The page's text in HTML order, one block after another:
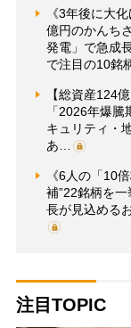
《3年後に大
億円のかんち
発電」で急成
で注目の10銘
【総資産124
「2026年爆
キュリティ・
あ…
《6人の「10
補”22銘柄を
長が見込める
注目TOPIC